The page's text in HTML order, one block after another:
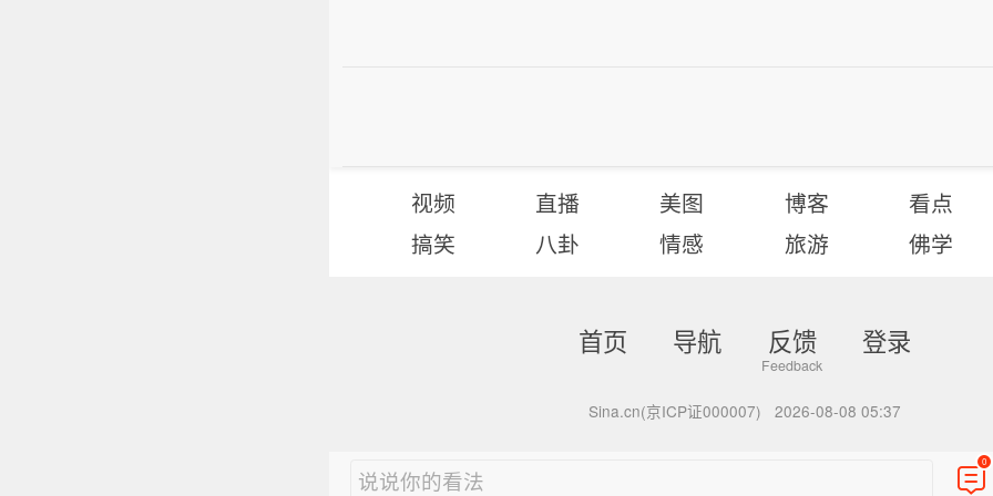
视频 直播 美图 博客
看点
搞笑
八卦 情感 旅游 佛学
首页 导航 反馈 登录
Sina.cn(京ICP证000007) 2026-08-08 05:37
说说你的看法
0